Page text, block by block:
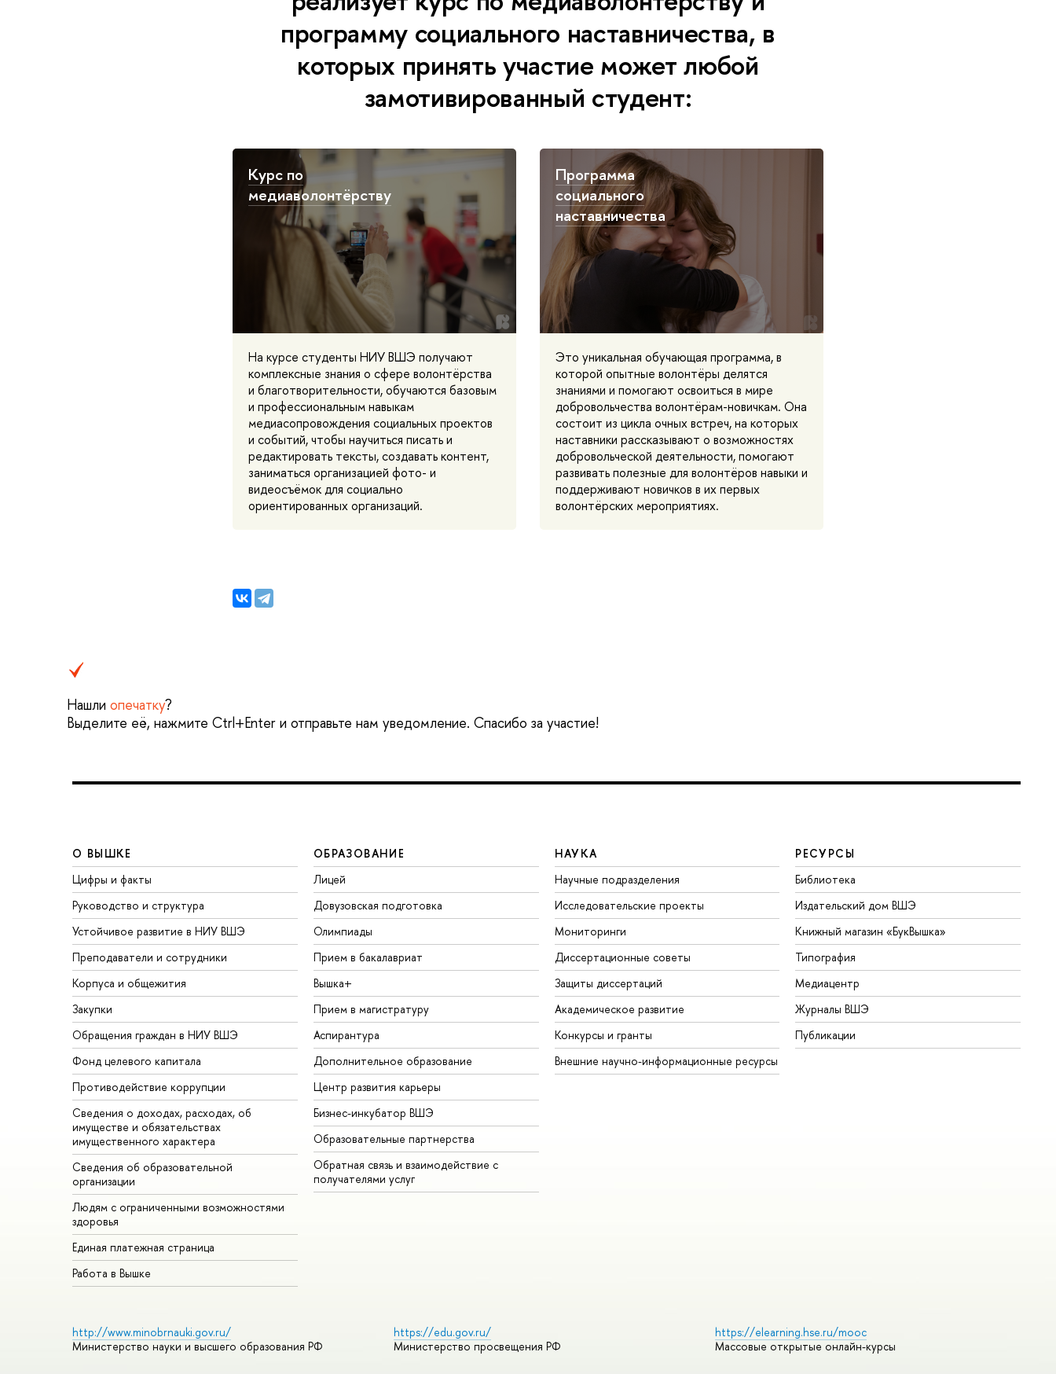
программу социального наставничества, в
которых принять участие может любой
замотивированный студент:
Курс по
медиаволонтёрству
На курсе студенты НИУ ВШЭ получают
комплексные знания о сфере волонтёрства
и благотворительности, обучаются базовым
и профессиональным навыкам
медиасопровождения социальных проектов
и событий, чтобы научиться писать и
редактировать тексты, создавать контент,
заниматься организацией фото- и
видеосъёмок для социально
ориентированных организаций.
Программа
социального
наставничества
Это уникальная обучающая программа, в
которой опытные волонтёры делятся
знаниями и помогают освоиться в мире
добровольчества волонтёрам-новичкам. Она
состоит из цикла очных встреч, на которых
наставники рассказывают о возможностях
добровольческой деятельности, помогают
развивать полезные для волонтёров навыки и
поддерживают новичков в их первых
волонтёрских мероприятиях.
Нашли опечатку?
Выделите её, нажмите Ctrl+Enter и отправьте нам уведомление. Спасибо за участие!
О ВЫШКЕ
Цифры и факты
Руководство и структура
Устойчивое развитие в НИУ ВШЭ
Преподаватели и сотрудники
Корпуса и общежития
Закупки
Обращения граждан в НИУ ВШЭ
Фонд целевого капитала
Противодействие коррупции
Сведения о доходах, расходах, об
имуществе и обязательствах
имущественного характера
Сведения об образовательной
организации
Людям с ограниченными возможностями
здоровья
Единая платежная страница
Работа в Вышке
ОБРАЗОВАНИЕ
Лицей
Довузовская подготовка
Олимпиады
Прием в бакалавриат
Вышка+
Прием в магистратуру
Аспирантура
Дополнительное образование
Центр развития карьеры
Бизнес-инкубатор ВШЭ
Образовательные партнерства
Обратная связь и взаимодействие с
получателями услуг
НАУКА
Научные подразделения
Исследовательские проекты
Мониторинги
Диссертационные советы
Защиты диссертаций
Академическое развитие
Конкурсы и гранты
Внешние научно-информационные ресурсы
РЕСУРСЫ
Библиотека
Издательский дом ВШЭ
Книжный магазин «БукВышка»
Типография
Медиацентр
Журналы ВШЭ
Публикации
http://www.minobrnauki.gov.ru/
Министерство науки и высшего образования РФ
https://edu.gov.ru/
Министерство просвещения РФ
https://elearning.hse.ru/mooc
Массовые открытые онлайн-курсы